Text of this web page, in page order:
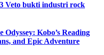
Veto bukti industri rock
Kobo’s Reading
and Epic Adventure